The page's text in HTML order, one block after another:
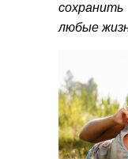
любые